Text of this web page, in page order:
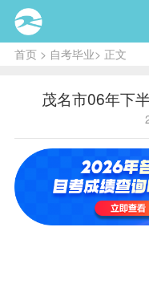
首页> 自考毕业> 正文
茂名市06年下
核
示:
考生